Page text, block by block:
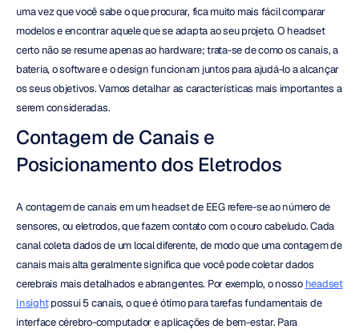
uma vez que você sabe o que procurar, fica muito mais fácil comparar
modelos e encontrar aquele que se adapta ao seu projeto. O headset
certo não se resume apenas ao hardware; trata-se de como os canais, a
bateria, o software e o design funcionam juntos para ajudá-lo a alcançar
os seus objetivos. Vamos detalhar as características mais importantes a
serem consideradas.
Contagem de Canais e
Posicionamento dos Eletrodos
A contagem de canais em um headset de EEG refere-se ao número de
sensores, ou eletrodos, que fazem contato com o couro cabeludo. Cada
canal coleta dados de um local diferente, de modo que uma contagem de
canais mais alta geralmente significa que você pode coletar dados
cerebrais mais detalhados e abrangentes. Por exemplo, o nosso headset
Insight possui 5 canais, o que é ótimo para tarefas fundamentais de
interface cérebro-computador e aplicações de bem-estar. Para